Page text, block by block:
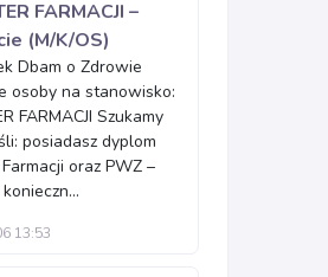
FARMACJI –
(M/K/OS)
Dbam o Zdrowie
osoby na stanowisko:
FARMACJI Szukamy
posiadasz dyplom
oraz PWZ –
13:53